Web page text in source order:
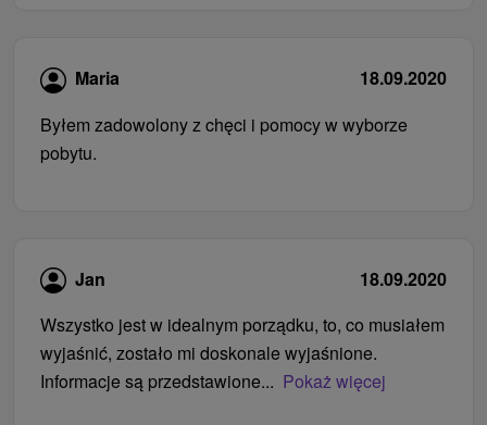
Maria
18.09.2020
Byłem zadowolony z chęci i pomocy w wyborze
pobytu.
Jan
18.09.2020
Wszystko jest w idealnym porządku, to, co musiałem
wyjaśnić, zostało mi doskonale wyjaśnione.
Informacje są przedstawione... Pokaż więcej